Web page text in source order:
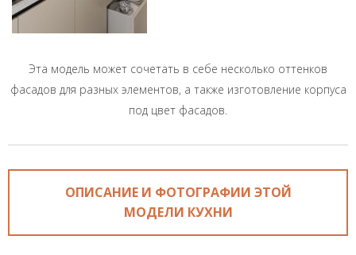
Эта модель может сочетать в себе несколько оттенков
фасадов для разных элементов, а также изготовление корпуса
под цвет фасадов.
ОПИСАНИЕ И ФОТОГРАФИИ ЭТОЙ
МОДЕЛИ КУХНИ